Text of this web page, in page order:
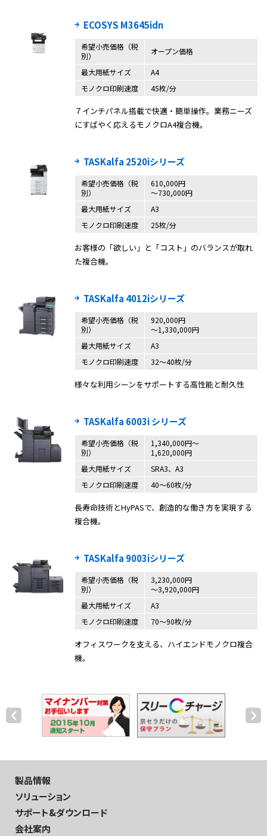
ECOSYS M3645idn
希望小売価格（税
別）
オープン価格
最大用紙サイズ
A4
モノクロ印刷速度
45枚/分
７インチパネル搭載で快適・簡単操作。業務ニーズ
にすばやく応えるモノクロA4複合機。
TASKalfa 2520iシリーズ
希望小売価格（税
別）
610,000円
〜730,000円
最大用紙サイズ
A3
モノクロ印刷速度
25枚/分
お客様の「欲しい」と「コスト」のバランスが取れ
た複合機。
TASKalfa 4012iシリーズ
希望小売価格（税
別）
920,000円
～1,330,000円
最大用紙サイズ
A3
モノクロ印刷速度
32～40枚/分
様々な利用シーンをサポートする高性能と耐久性
TASKalfa 6003i シリーズ
希望小売価格（税
別）
1,340,000円〜
1,620,000円
最大用紙サイズ
SRA3、A3
モノクロ印刷速度
40〜60枚/分
長寿命技術とHyPASで、創造的な働き方を実現する
複合機。
TASKalfa 9003iシリーズ
希望小売価格（税
別）
3,230,000円
～3,920,000円
最大用紙サイズ
A3
モノクロ印刷速度
70～90枚/分
オフィスワークを支える、ハイエンドモノクロ複合
機。
製品情報
ソリューション
サポート&ダウンロード
会社案内